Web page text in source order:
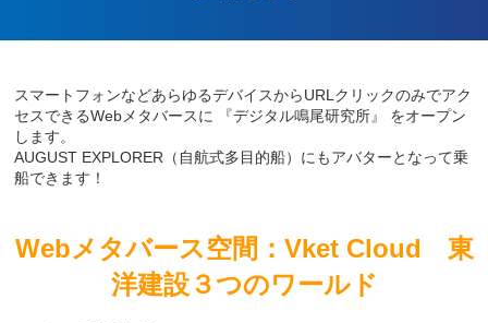
スマートフォンなどあらゆるデバイスからURLクリックのみでアク
セスできるWebメタバースに 『デジタル鳴尾研究所』 をオープン
します。
AUGUST EXPLORER（自航式多目的船）にもアバターとなって乗
船できます！
Webメタバース空間： VketCloud 東
洋建設３つのワールド